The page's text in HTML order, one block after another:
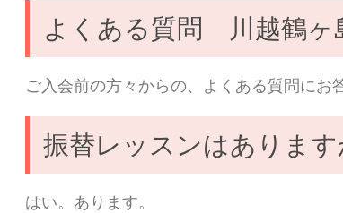
よくある質問 川越鶴ヶ
ご入会前の方々からの、よくある質問にお
振替レッスンはあります
はい。あります。